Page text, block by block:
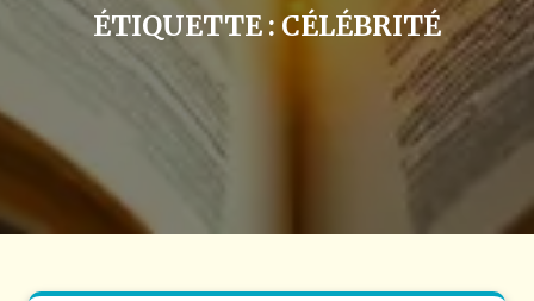
ÉTIQUETTE : CÉLÉBRITÉ